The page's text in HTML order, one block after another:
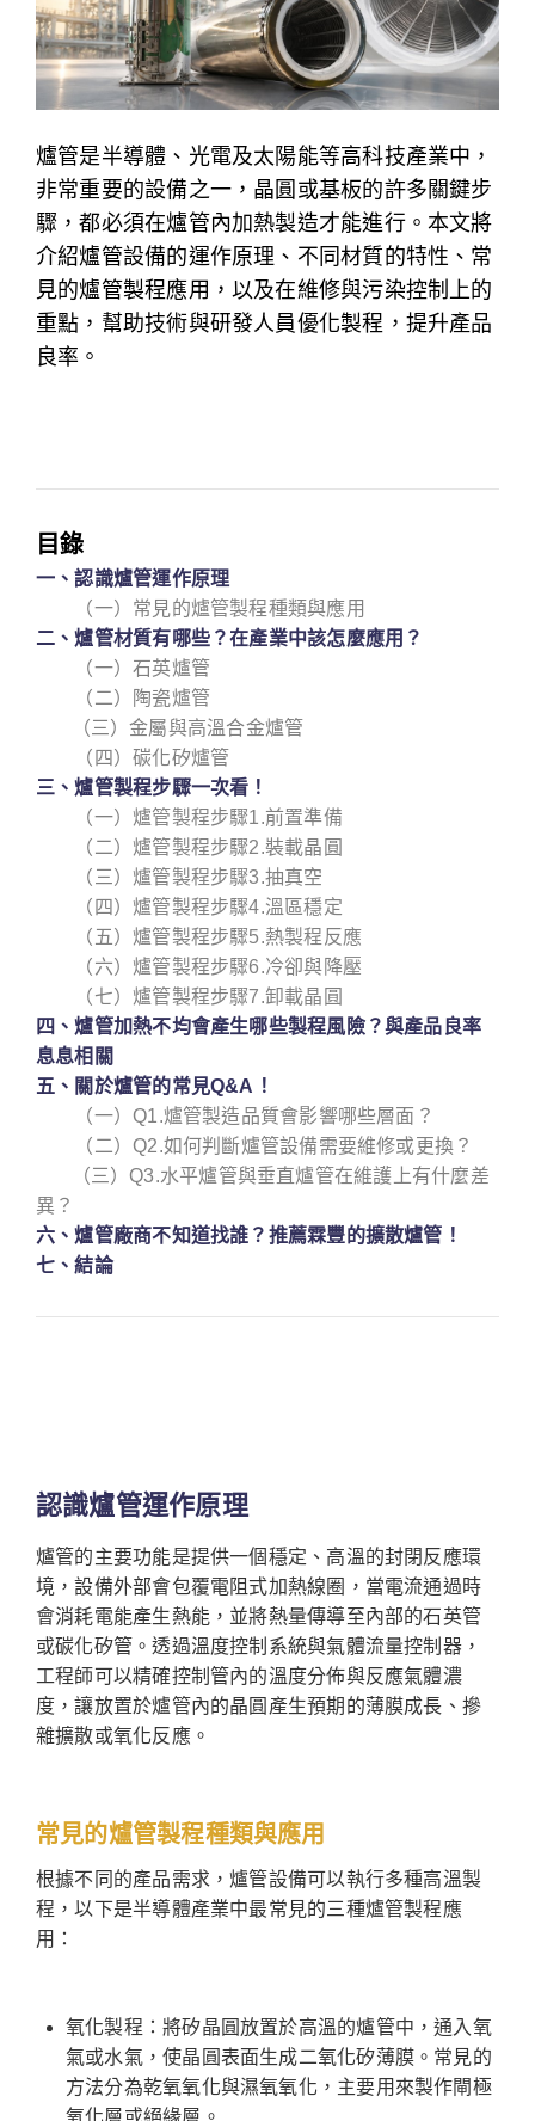
爐管是半導體、光電及太陽能等高科技產業中，
非常重要的設備之一，晶圓或基板的許多關鍵步
驟，都必須在爐管內加熱製造才能進行。本文將
介紹爐管設備的運作原理、不同材質的特性、常
見的爐管製程應用，以及在維修與污染控制上的
重點，幫助技術與研發人員優化製程，提升產品
良率。
目錄
一、認識爐管運作原理
（一）常見的爐管製程種類與應用
二、爐管材質有哪些？在產業中該怎麼應用？
（一）石英爐管
（二）陶瓷爐管
（三）金屬與高溫合金爐管
（四）碳化矽爐管
三、爐管製程步驟一次看！
（一）爐管製程步驟1.前置準備
（二）爐管製程步驟2.裝載晶圓
（三）爐管製程步驟3.抽真空
（四）爐管製程步驟4.溫區穩定
（五）爐管製程步驟5.熱製程反應
（六）爐管製程步驟6.冷卻與降壓
（七）爐管製程步驟7.卸載晶圓
四、爐管加熱不均會產生哪些製程風險？與產品良率
息息相關
五、關於爐管的常見Q&A！
（一）Q1.爐管製造品質會影響哪些層面？
（二）Q2.如何判斷爐管設備需要維修或更換？
（三）Q3.水平爐管與垂直爐管在維護上有什麼差
異？
六、爐管廠商不知道找誰？推薦霖豐的擴散爐管！
七、結論
認識爐管運作原理
爐管的主要功能是提供一個穩定、高溫的封閉反應環
境，設備外部會包覆電阻式加熱線圈，當電流通過時
會消耗電能產生熱能，並將熱量傳導至內部的石英管
或碳化矽管。透過溫度控制系統與氣體流量控制器，
工程師可以精確控制管內的溫度分佈與反應氣體濃
度，讓放置於爐管內的晶圓產生預期的薄膜成長、摻
雜擴散或氧化反應。
常見的爐管製程種類與應用
根據不同的產品需求，爐管設備可以執行多種高溫製
程，以下是半導體產業中最常見的三種爐管製程應
用：
氧化製程：將矽晶圓放置於高溫的爐管中，通入氧
氣或水氣，使晶圓表面生成二氧化矽薄膜。常見的
方法分為乾氧氧化與濕氧氧化，主要用來製作閘極